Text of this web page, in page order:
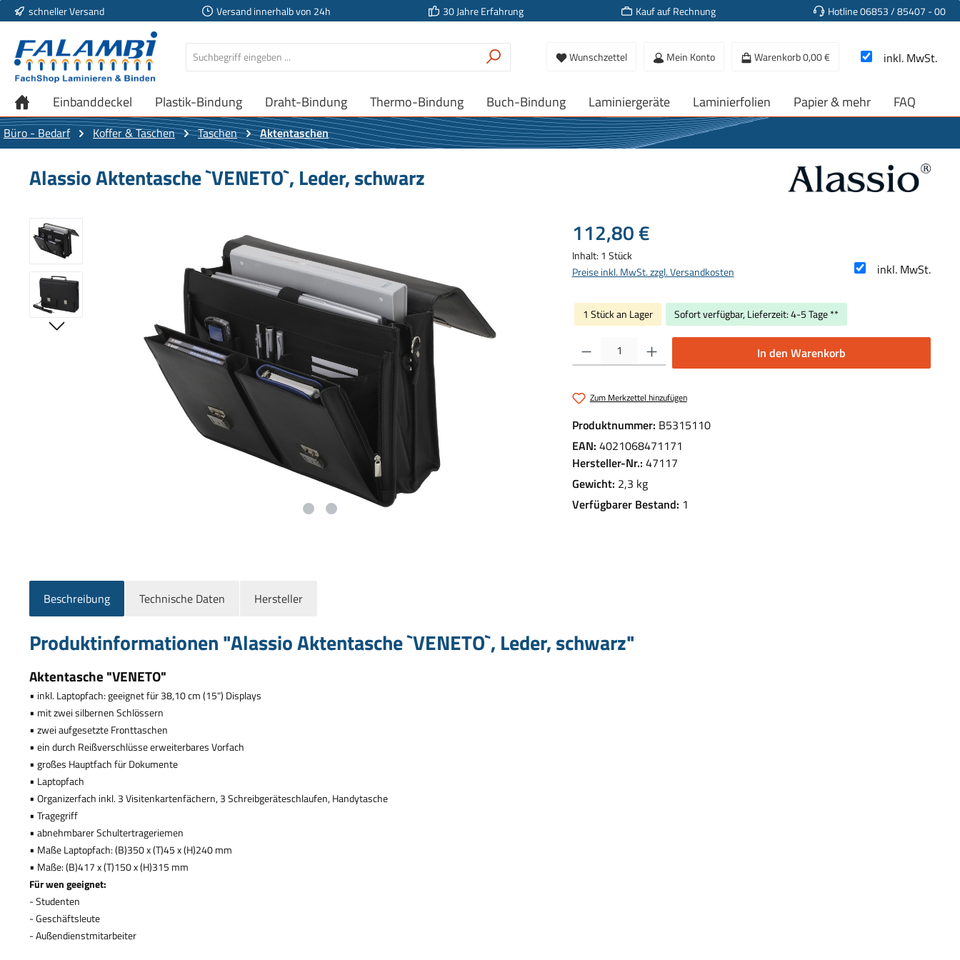
Hauptinhalt springen
Zur Suche springen
Zur Hauptnavigation springen
schneller Versand Versand innerhalb von 24h 30 Jahre Erfahrung Kauf auf Rechnung Hotline 06853 / 85407 - 00
Wunschzettel Mein Konto Warenkorb0,00 € inkl. MwSt.
Einbanddeckel Plastik-Bindung Draht-Bindung Thermo-Bindung Buch-Bindung Laminiergeräte Laminierfolien Papier & mehr FAQ
Büro - Bedarf Koffer & Taschen Taschen Aktentaschen
Alassio Aktentasche `VENETO`, Leder, schwarz
Bildergalerie überspringen Regulärer Preis:
112,80 €
Inhalt: 1 Stück
inkl. MwSt.
Preise inkl. MwSt. zzgl. Versandkosten
1 Stück an Lager Sofort verfügbar, Lieferzeit: 4-5 Tage **
Produkt Anzahl: Gib den gewünschten Wert ein oder benutze die Schaltflächen um die
In den Warenkorb
Zum Merkzettel hinzufügen
Produktnummer: B5315110
EAN: 4021068471171
Hersteller-Nr.: 47117
Gewicht: 2,3 kg
Verfügbarer Bestand: 1
Beschreibung Technische Daten Hersteller
Produktinformationen "Alassio Aktentasche `VENETO`, Leder, schwarz"
Aktentasche "VENETO"
• inkl. Laptopfach: geeignet für 38,10 cm (15") Displays
• mit zwei silbernen Schlössern
• zwei aufgesetzte Fronttaschen
• ein durch Reißverschlüsse erweiterbares Vorfach
• großes Hauptfach für Dokumente
• Laptopfach
• Organizerfach inkl. 3 Visitenkartenfächern, 3 Schreibgeräteschlaufen, Handytasche
• Tragegriff
• abnehmbarer Schultertrageriemen
• Maße Laptopfach: (B)350 x (T)45 x (H)240 mm
• Maße: (B)417 x (T)150 x (H)315 mm
Für wen geeignet:
- Studenten
- Geschäftsleute
- Außendienstmitarbeiter